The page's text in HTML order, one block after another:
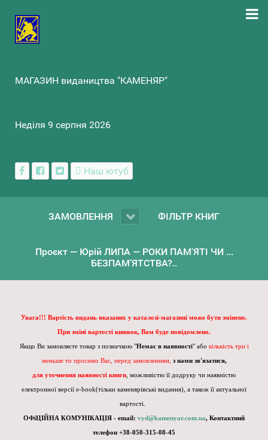
МАГАЗИН видаництва "КАМЕНЯР"
Неділя 9 серпня 2026
Наш ютуб
ЗАМОВЛЕННЯ ФІЛЬТР КНИГ
Проєкт — Юрій ЛИПА — РОКИ ПАМ'ЯТІ ЧИ ...
БЕЗПАМ’ЯТСТВА?..
Увага!!! Вартість видань вказаних у каталозі-магазині може бути змінено.
При зміні вартості книжок, Вам буде повідомлено.
Якщо Ви замовляєте товар з позначкою "Немає в наявності" або кількість три і
меньше то просимо Вас, перед замовленням, з нами зв'язатися,
для уточнення наявності книги , можливістю її додруку чи наявністю
електронної версії e-book(тільки каменярівські видання), а також її актуальної
вартості.
ОФіЦІЙНА КОМУНІКАЦІЯ - email: vyd@kamenyar.com.ua, Контактний
телефон +38-050-315-08-45